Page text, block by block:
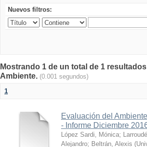
Nuevos filtros:
Mostrando 1 de un total de 1
Ambiente. (0.001 segundos)
1
Evaluación del
- Informe Diciembre
López Sardi, Mónica;
Alejandro; Beltrán, Alexis (